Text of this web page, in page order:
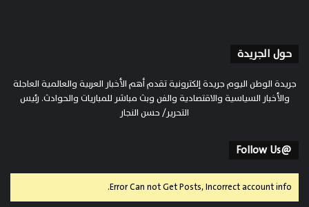
حول الجريدة
جريدة الوطن اليوم جريدة إلكترونية تقدم أهم الأخبار العربية والعالمية العاجلة
والأخبار السياسية والاقتصادية والفن وبث مباشر للمباريات والحوادث. رئيس
التحرير/ حسن النجار
@Follow Us
Error Can not Get Posts, Incorrect account info.